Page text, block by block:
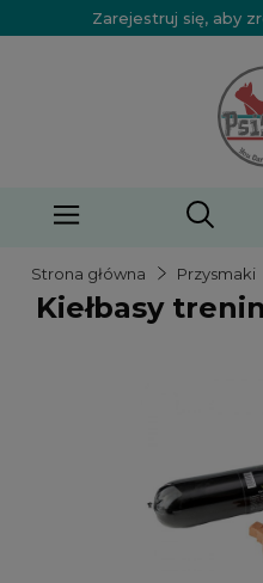
Zarejestruj się, aby
Strona główna Przysmaki
Kiełbasy